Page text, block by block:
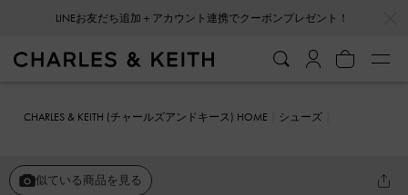
LINEお友だち追加＋アカウント連携でクーポンプレゼント！
CHARLES & KEITH (チャールズアンドキース) HOME
シューズ
似ている商品を見る